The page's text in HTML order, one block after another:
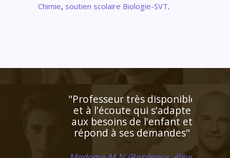
Chimie, soutien scolaire Biologie-SVT.
disponible
demandes"